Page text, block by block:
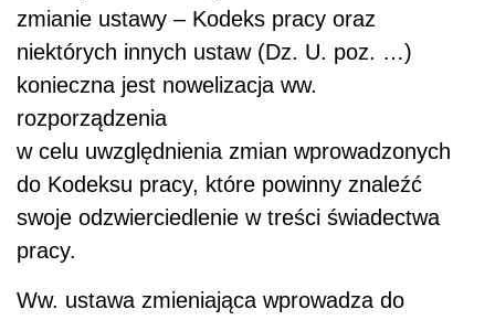
zmianie ustawy – Kodeks pracy oraz
niektórych innych ustaw (Dz. U. poz. …)
konieczna jest nowelizacja ww.
rozporządzenia
w celu uwzględnienia zmian wprowadzonych
do Kodeksu pracy, które powinny znaleźć
swoje odzwierciedlenie w treści świadectwa
pracy.
Ww. ustawa zmieniająca wprowadza do